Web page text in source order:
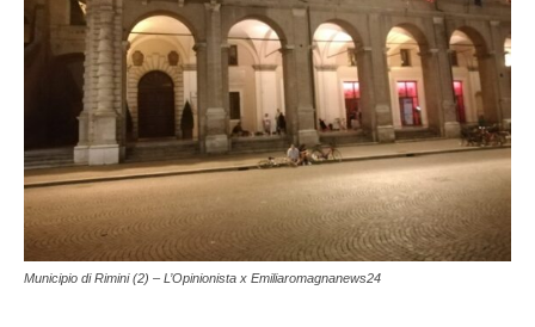
Municipio di Rimini (2) – L’Opinionista x Emiliaromagnanews24